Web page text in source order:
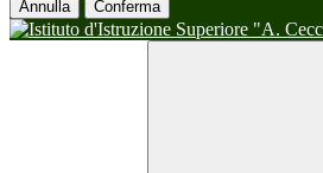
Annulla Conferma